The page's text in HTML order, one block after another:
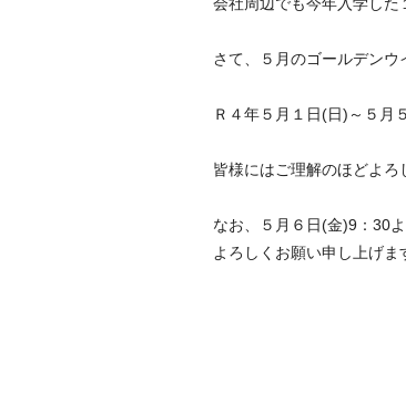
さて、５月のゴールデンウ
Ｒ４年５月１日(日)～５月
皆様にはご理解のほどよろ
なお、５月６日(金)9：30
よろしくお願い申し上げま